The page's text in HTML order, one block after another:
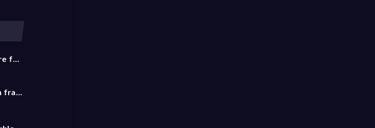
Kids Brand Store för bloggare: så driver du trafik och affiliate‑intäkter med barnmode 2025
Så skapar du en framgångsrik reseblogg 2025